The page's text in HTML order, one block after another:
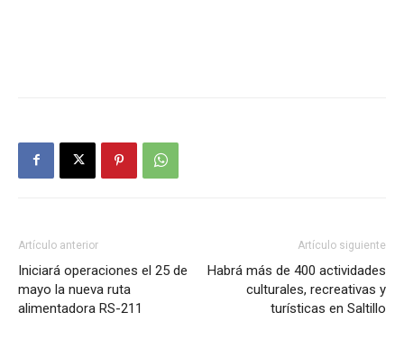
Artículo anterior
Iniciará operaciones el 25 de
mayo la nueva ruta
alimentadora RS-211
Artículo siguiente
Habrá más de 400 actividades
culturales, recreativas y
turísticas en Saltillo